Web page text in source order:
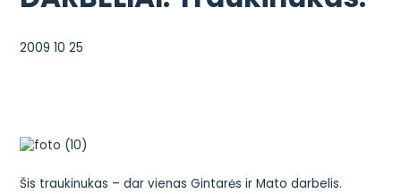
2009 10 25
Šis traukinukas – dar vienas Gintarės ir Mato darbelis.